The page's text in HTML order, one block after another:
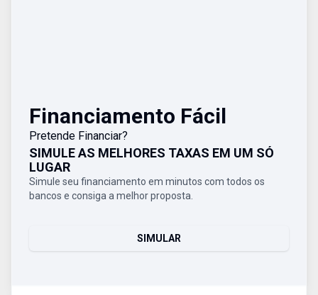
Financiamento Fácil
Pretende Financiar?
SIMULE AS MELHORES TAXAS EM UM SÓ
LUGAR
Simule seu financiamento em minutos com todos os
bancos e consiga a melhor proposta.
SIMULAR